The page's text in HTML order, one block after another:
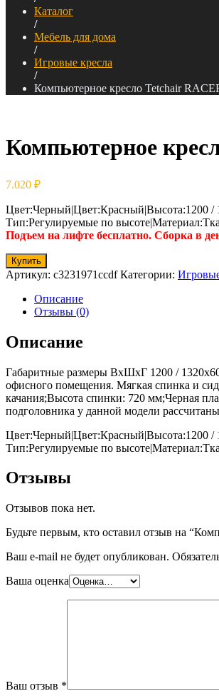
Каталог
/
Мебель для дома
/
Игровые кресла
/
Компьютерное кресло Tetchair
Компьютерное
7.020 ₽
Цвет:Черный|Цвет:Красный|Высота:1200 /
Тип:Регулируемые по
Подъем на лифте бесплатно. Сборка в
Купить
Артикул: c3231971ccdf Категории:
Описание
Отзывы (0)
Описание
Габаритные размеры ВхШхГ 1200 /
офисного помещения. Мягкая спинка и
качания;Высота спинки: 720 мм;Черная
подголовника у данной модели
Цвет:Черный|Цвет:Красный|Высота:1200 /
Тип:Регулируемые по
Отзывы
Отзывов пока нет.
Будьте первым, кто оставил отзыв на
Ваш e-mail не будет опубликован.
Ваша оценка
Ваш отзыв *